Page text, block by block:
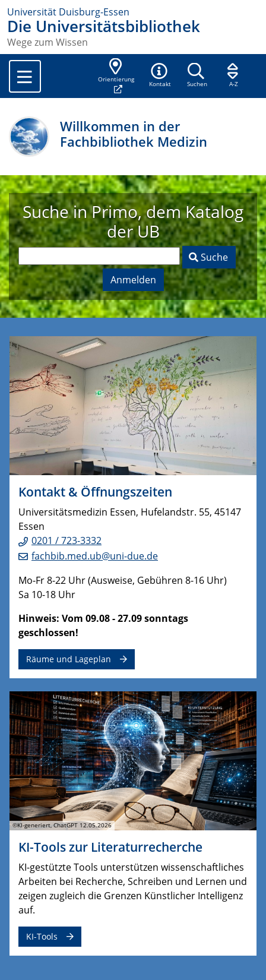
Universität Duisburg-Essen
Die Universitätsbibliothek
Wege zum Wissen
Orientierung
Kontakt Suchen A-Z
Willkommen in der
Fachbibliothek Medizin
Suche in Primo, dem Katalog
der UB
Suche
Anmelden
Kontakt & Öffnungszeiten
Universitätsmedizin Essen, Hufelandstr. 55, 45147
Essen
0201 / 723-3332
fachbib.med.ub@uni-due.de
Mo-Fr 8-22 Uhr (Ausweise, Gebühren 8-16 Uhr)
Sa 10-18 Uhr
Hinweis: Vom 09.08 - 27.09 sonntags
geschlossen!
Räume und Lageplan
©KI-generiert, ChatGPT 12.05.2026
KI-Tools zur Literaturrecherche
KI-gestützte Tools unterstützen wissenschaftliches
Arbeiten bei Recherche, Schreiben und Lernen und
zeigen zugleich die Grenzen Künstlicher Intelligenz
auf.
KI-Tools